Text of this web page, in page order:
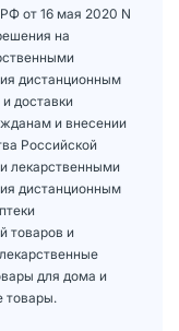
от 16 мая 2020 N
на
дистанционным
доставки
и внесении
Российской
лекарственными
дистанционным
товаров и
для дома и
товары.